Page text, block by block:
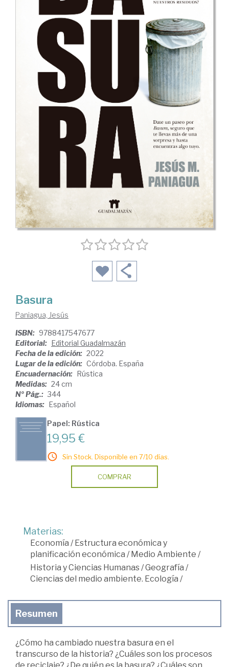
Basura
Paniagua, Jesús
ISBN: 9788417547677
Editorial: Editorial Guadalmazán
Fecha de la edición: 2022
Lugar de la edición: Córdoba. España
Encuadernación: Rústica
Medidas: 24 cm
Nº Pág.: 344
Idiomas: Español
Papel: Rústica
19,95 €
Sin Stock. Disponible en 7/10 días.
COMPRAR
Materias:
Economía / Estructura económica y
planificación económica / Medio Ambiente /
Historia y Ciencias Humanas/Geografía /
Ciencias del medio ambiente. Ecología /
Resumen
¿Cómo ha cambiado nuestra basura en el
transcurso de la historia? ¿Cuáles son los procesos